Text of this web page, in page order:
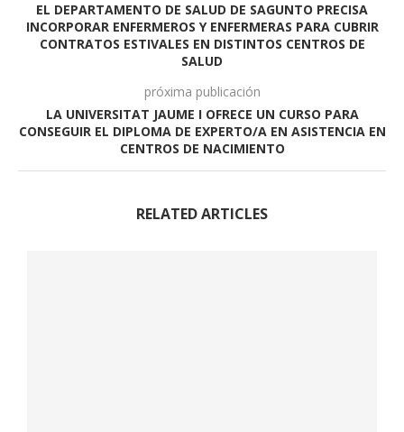
EL DEPARTAMENTO DE SALUD DE SAGUNTO PRECISA
INCORPORAR ENFERMEROS Y ENFERMERAS PARA CUBRIR
CONTRATOS ESTIVALES EN DISTINTOS CENTROS DE
SALUD
próxima publicación
LA UNIVERSITAT JAUME I OFRECE UN CURSO PARA
CONSEGUIR EL DIPLOMA DE EXPERTO/A EN ASISTENCIA EN
CENTROS DE NACIMIENTO
RELATED ARTICLES